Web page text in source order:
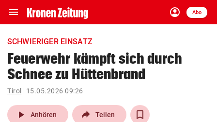
menu Navigation
ein-/ausklappen
account_circle
Anmelden
Abo
close Schließen
account_circle Anmelden
pin_drop
Wien arrow_right
SCHWIERIGER EINSATZ
Feuerwehr kämpft sich durch
Schnee zu Hüttenbrand
Tirol 15.05.2026 09:26
play_arrow Anhören Teilen